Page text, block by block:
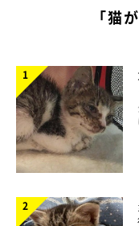
愛猫のニオイを、パン
は多いようです。洋菓
るものですが、猫の体
く質があるため、これ
「猫